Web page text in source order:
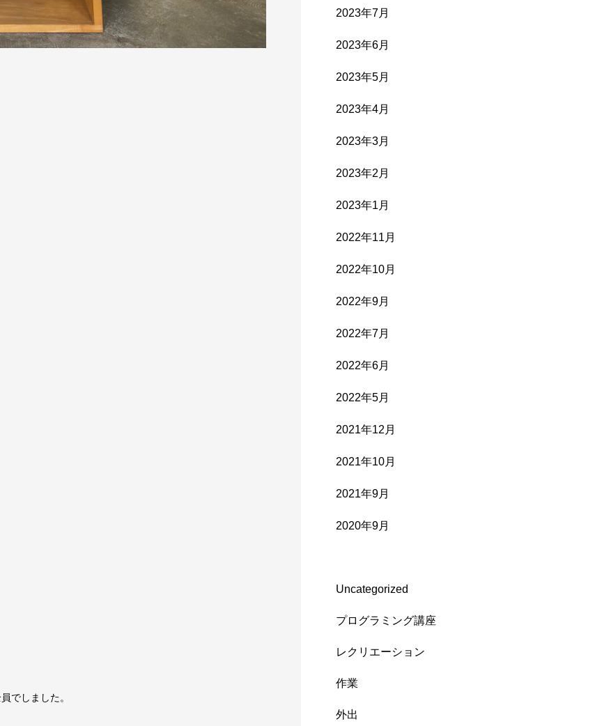
でしました。
2023年7月
2023年6月
2023年5月
2023年4月
2023年3月
2023年2月
2023年1月
2022年11月
2022年10月
2022年9月
2022年7月
2022年6月
2022年5月
2021年12月
2021年10月
2021年9月
2020年9月
Uncategorized
プログラミング講座
レクリエーション
作業
外出